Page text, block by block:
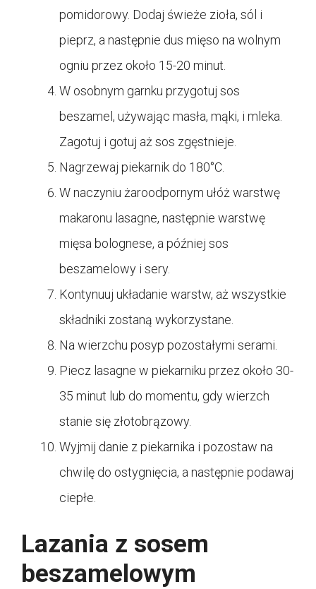
pomidorowy. Dodaj świeże zioła, sól i
pieprz, a następnie dus mięso na wolnym
ogniu przez około 15-20 minut.
W osobnym garnku przygotuj sos
beszamel, używając masła, mąki, i mleka.
Zagotuj i gotuj aż sos zgęstnieje.
Nagrzewaj piekarnik do 180°C.
W naczyniu żaroodpornym ułóż warstwę
makaronu lasagne, następnie warstwę
mięsa bolognese, a później sos
beszamelowy i sery.
Kontynuuj układanie warstw, aż wszystkie
składniki zostaną wykorzystane.
Na wierzchu posyp pozostałymi serami.
Piecz lasagne w piekarniku przez około 30-
35 minut lub do momentu, gdy wierzch
stanie się złotobrązowy.
Wyjmij danie z piekarnika i pozostaw na
chwilę do ostygnięcia, a następnie podawaj
ciepłe.
Lazania z sosem
beszamelowym